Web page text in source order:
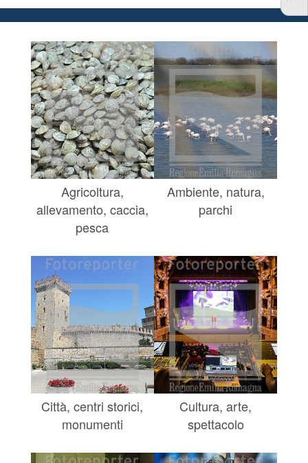
Agricoltura,
allevamento, caccia,
pesca
Ambiente, natura,
parchi
Città, centri storici,
monumenti
Cultura, arte,
spettacolo